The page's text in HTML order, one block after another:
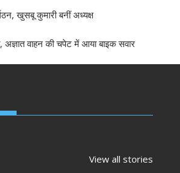
खुसबू कुमारी बनीं अध्यक्ष
वाहन की चपेट में आया बाइक सवार
View all stories
‘संविधान बचाओ रैली’:
पलक तिवारी